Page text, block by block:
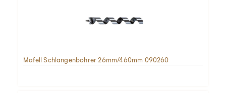
Mafell Schlangenbohrer 26mm/460mm 090260